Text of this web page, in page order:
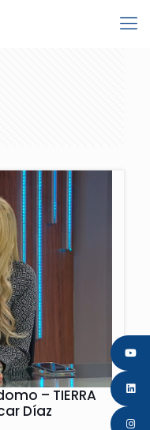
– TIERRA
Díaz